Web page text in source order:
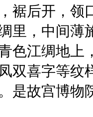
裾后开，
里，中间薄
色江绸地上
双喜字等纹
是故宫博物